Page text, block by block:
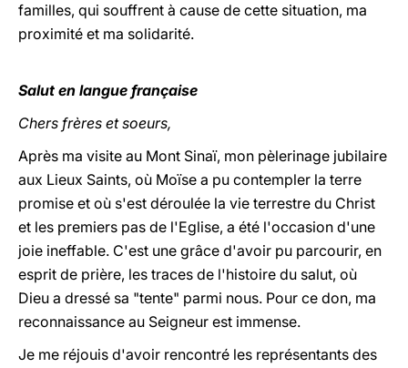
familles, qui souffrent à cause de cette situation, ma
proximité et ma solidarité.
Salut en langue française
Chers frères et soeurs,
Après ma visite au Mont Sinaï, mon pèlerinage jubilaire
aux Lieux Saints, où Moïse a pu contempler la terre
promise et où s'est déroulée la vie terrestre du Christ
et les premiers pas de l'Eglise, a été l'occasion d'une
joie ineffable. C'est une grâce d'avoir pu parcourir, en
esprit de prière, les traces de l'histoire du salut, où
Dieu a dressé sa "tente" parmi nous. Pour ce don, ma
reconnaissance au Seigneur est immense.
Je me réjouis d'avoir rencontré les représentants des